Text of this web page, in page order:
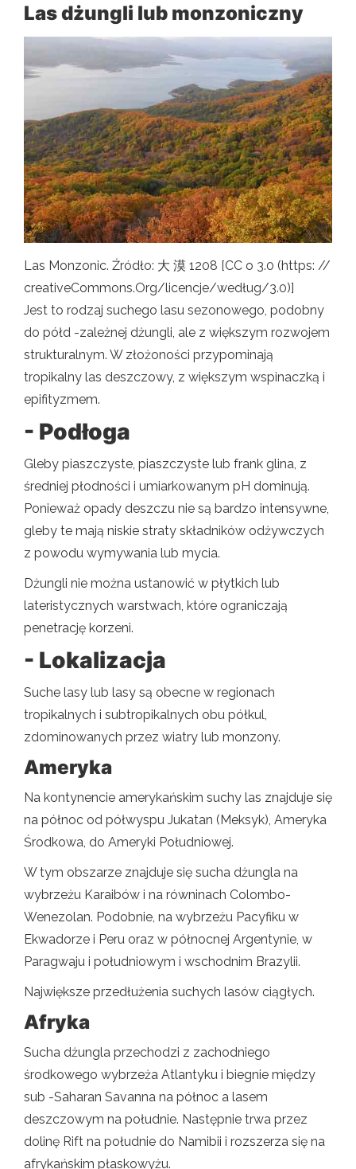
Las dżungli lub monzoniczny
Las Monzonic. Źródło: 大 漠 1208 [CC o 3.0 (https: //
creativeCommons.Org/licencje/według/3.0)]
Jest to rodzaj suchego lasu sezonowego, podobny
do półd -zależnej dżungli, ale z większym rozwojem
strukturalnym. W złożoności przypominają
tropikalny las deszczowy, z większym wspinaczką i
epifityzmem.
- Podłoga
Gleby piaszczyste, piaszczyste lub frank glina, z
średniej płodności i umiarkowanym pH dominują.
Ponieważ opady deszczu nie są bardzo intensywne,
gleby te mają niskie straty składników odżywczych
z powodu wymywania lub mycia.
Dżungli nie można ustanowić w płytkich lub
lateristycznych warstwach, które ograniczają
penetrację korzeni.
- Lokalizacja
Suche lasy lub lasy są obecne w regionach
tropikalnych i subtropikalnych obu półkul,
zdominowanych przez wiatry lub monzony.
Ameryka
Na kontynencie amerykańskim suchy las znajduje się
na północ od półwyspu Jukatan (Meksyk), Ameryka
Środkowa, do Ameryki Południowej.
W tym obszarze znajduje się sucha dżungla na
wybrzeżu Karaibów i na równinach Colombo-
Wenezolan. Podobnie, na wybrzeżu Pacyfiku w
Ekwadorze i Peru oraz w północnej Argentynie, w
Paragwaju i południowym i wschodnim Brazylii.
Największe przedłużenia suchych lasów ciągłych.
Afryka
Sucha dżungla przechodzi z zachodniego
środkowego wybrzeża Atlantyku i biegnie między
sub -Saharan Savanna na północ a lasem
deszczowym na południe. Następnie trwa przez
dolinę Rift na południe do Namibii i rozszerza się na
afrykańskim płaskowyżu.